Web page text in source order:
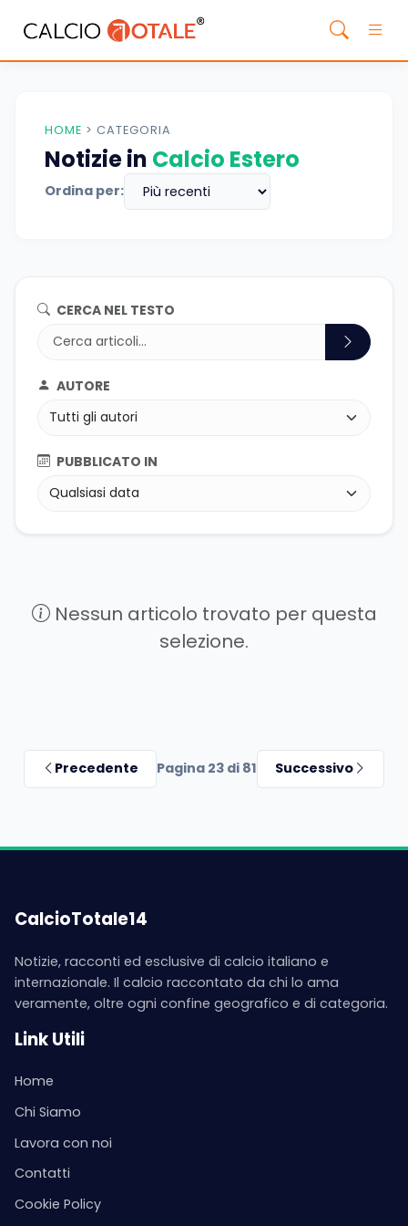
HOME > CATEGORIA
Notizie in Calcio Estero
Ordina per:
CERCA NEL TESTO
AUTORE
PUBBLICATO IN
Nessun articolo trovato per questa
selezione.
Precedente Pagina 23 di 81 Successivo
CalcioTotale14
Notizie, racconti ed esclusive di calcio italiano e
internazionale. Il calcio raccontato da chi lo ama
veramente, oltre ogni confine geografico e di categoria.
Link Utili
Home
Chi Siamo
Lavora con noi
Contatti
Cookie Policy